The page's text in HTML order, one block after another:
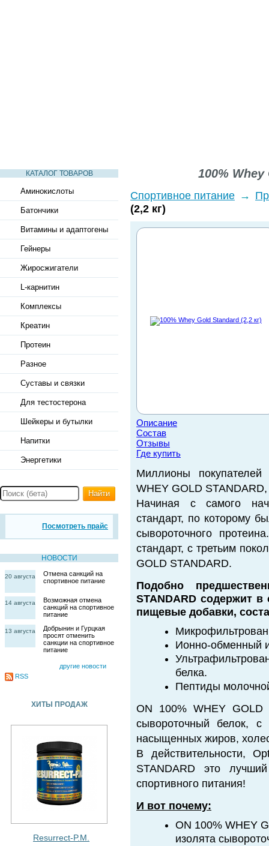
КАТАЛОГ ТОВАРОВ
Аминокислоты
Батончики
Витамины и адаптогены
Гейнеры
Жиросжигатели
L-карнитин
Комплексы
Креатин
Протеин
Разное
Суставы и связки
Для тестостерона
Шейкеры и бутылки
Напитки
Энергетики
Найти
Посмотреть прайс
НОВОСТИ
20 августа
Отмена санкций на
спортивное питание
14 августа
Возможная отмена
санкций на спортивное
питание
13 августа
Добрынин и Гурцкая
просят отменить
санкции на спортивное
питание
другие новости
RSS
ХИТЫ ПРОДАЖ
Resurrect-P.M.
100% Whey
Спортивное питание →
(2,2 кг)
Описание
Состав
Отзывы
Где купить
Миллионы
WHEY GOLD
Начиная с самого
стандарт, по которому
сывороточного
стандарт, с третьим
GOLD STANDARD.
Подобно
STANDARD содержит
пищевые добавки,
Ионно-обменный
белка.
Пептиды
ON 100% WHEY GOLD
сывороточный белок,
насыщенных жиров,
В действительности,
STANDARD это
спортивного питания!
И вот почему:
ON 100% WHEY
изолята